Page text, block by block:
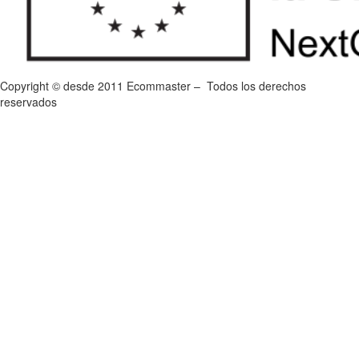
Copyright © desde 2011 Ecommaster – Todos los derechos
reservados